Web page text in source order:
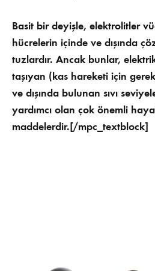
Basit bir deyişle, elektrolitler
hücrelerin içinde ve dışında
tuzlardır. Ancak bunlar,
taşıyan (kas hareketi için
ve dışında bulunan sıvı
yardımcı olan çok önemli
maddelerdir.[/mpc_textblock]